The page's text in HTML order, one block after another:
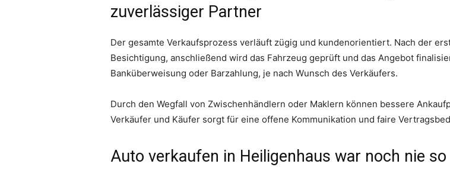
zuverlässiger Partner
Der gesamte Verkaufsprozess verläuft zügig und kundenorientiert. Nach der
Besichtigung, anschließend wird das Fahrzeug geprüft und das Angebot
Banküberweisung oder Barzahlung, je nach Wunsch des Verkäufers.
Durch den Wegfall von Zwischenhändlern oder Maklern können bessere
Verkäufer und Käufer sorgt für eine offene Kommunikation und faire
Auto verkaufen in Heiligenhaus war noch nie